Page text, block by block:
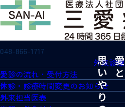
048-866-1717
外来診療
受診の流れ・受付方法
休診・診療時間変更のお知らせ
外来担当医表